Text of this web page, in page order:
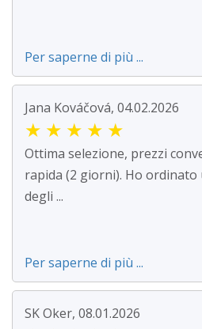
Per saperne di più ...
Jana Kováčová, 04.02.2026
★ ★ ★ ★ ★
Ottima selezione, prezzi
rapida (2 giorni). Ho
degli ...
Per saperne di più ...
SK Oker, 08.01.2026